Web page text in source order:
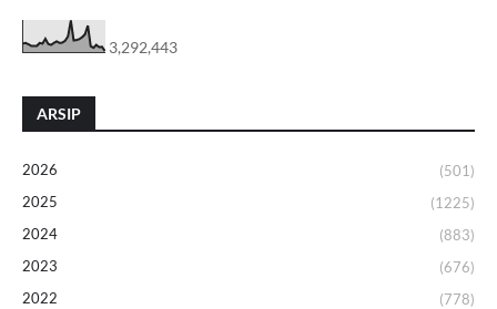
3,292,443
ARSIP
2026
(501)
2025
(1225)
2024
(883)
2023
(676)
2022
(778)